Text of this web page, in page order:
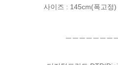
사이즈 : 145cm(폭고정
ㅡㅡㅡㅡㅡㅡㅡ